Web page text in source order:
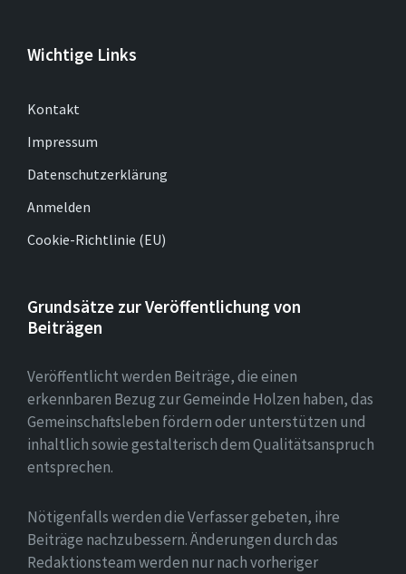
Wichtige Links
Kontakt
Impressum
Datenschutzerklärung
Anmelden
Cookie-Richtlinie (EU)
Grundsätze zur Veröffentlichung von
Beiträgen
Veröffentlicht werden Beiträge, die einen
erkennbaren Bezug zur Gemeinde Holzen haben, das
Gemeinschaftsleben fördern oder unterstützen und
inhaltlich sowie gestalterisch dem Qualitätsanspruch
entsprechen.
Nötigenfalls werden die Verfasser gebeten, ihre
Beiträge nachzubessern. Änderungen durch das
Redaktionsteam werden nur nach vorheriger